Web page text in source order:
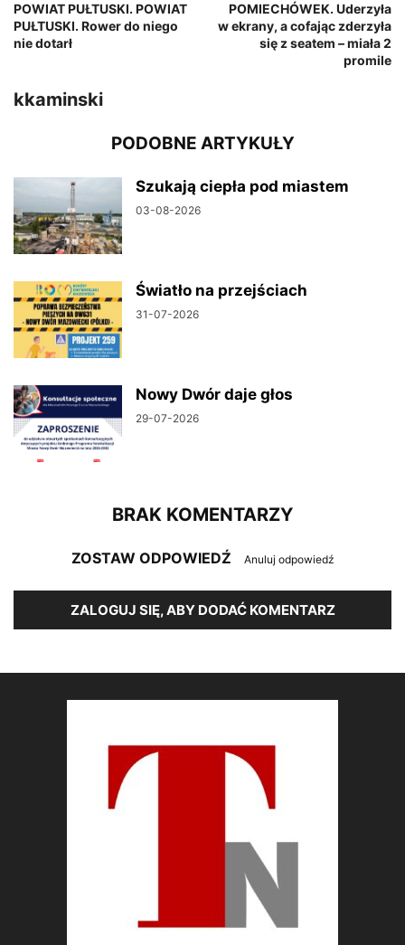
POWIAT PUŁTUSKI. POWIAT
PUŁTUSKI. Rower do niego
nie dotarł
POMIECHÓWEK. Uderzyła
w ekrany, a cofając zderzyła
się z seatem – miała 2
promile
kkaminski
PODOBNE ARTYKUŁY
Szukają ciepła pod miastem
03-08-2026
Światło na przejściach
31-07-2026
Nowy Dwór daje głos
29-07-2026
BRAK KOMENTARZY
ZOSTAW ODPOWIEDŹ Anuluj odpowiedź
ZALOGUJ SIĘ, ABY DODAĆ KOMENTARZ